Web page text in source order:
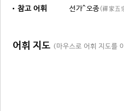
참고 어휘 선가^오종(禪家五
어휘 지도 (마우스로 어휘 지도를